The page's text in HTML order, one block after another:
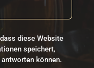
diese Website
speichert,
können.